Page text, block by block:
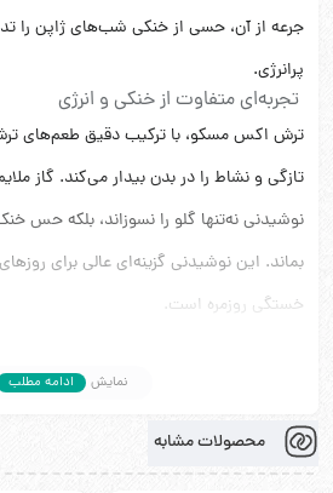
جرعه از آن، حسی از خنکی شب‌های ژاپن را
پرانرژی.
تجربه‌ای متفاوت از خنکی و انرژی
ترش اکس مسکو، با ترکیب دقیق طعم‌های
تازگی و نشاط را در بدن بیدار می‌کند. گاز
نوشیدنی نه‌تنها گلو را نسوزاند، بلکه حس
بماند. این نوشیدنی گزینه‌ای عالی برای
خستگی روزمره است.
قوطی فلزی ۲۵۰ میلی‌لیتری ترش اکس
نمایش ادامه مطلب
محصولات مشابه